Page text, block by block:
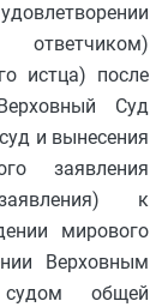
ответчиком)
истца) после
Суд
и вынесения
заявления
к
мирового
Верховным
общей